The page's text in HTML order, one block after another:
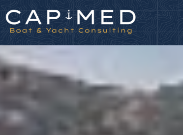
Panneau de gestion des cookies